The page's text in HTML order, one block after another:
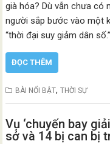
già hóa? Dù vẫn chưa có
người sắp bước vào một
“thời đại suy giảm dân
ĐỌC THÊM
BÀI NỔI BẬT,THỜI SỰ
Vụ ‘chuyến bay
sở và 14 bị can bị